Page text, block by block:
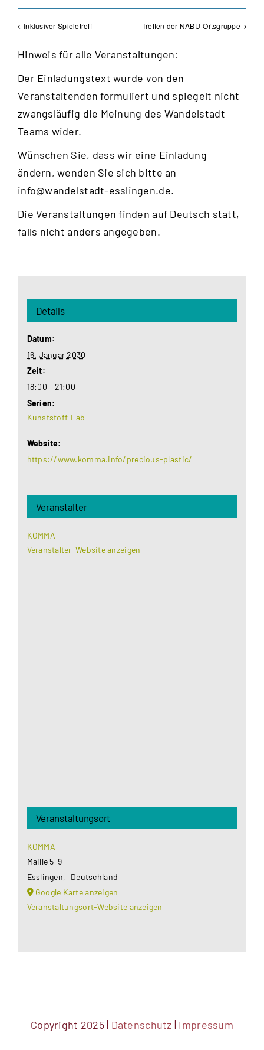
Inklusiver Spieletreff Treffen der NABU-Ortsgruppe
Hinweis für alle Veranstaltungen:
Der Einladungstext wurde von den
Veranstaltenden formuliert und spiegelt nicht
zwangsläufig die Meinung des Wandelstadt
Teams wider.
Wünschen Sie, dass wir eine Einladung
ändern, wenden Sie sich bitte an
info@wandelstadt-esslingen.de.
Die Veranstaltungen finden auf Deutsch statt,
falls nicht anders angegeben.
Details
Datum:
16. Januar 2030
Zeit:
18:00 - 21:00
Serien:
Kunststoff-Lab
Website:
https://www.komma.info/precious-plastic/
Veranstalter
KOMMA
Veranstalter-Website anzeigen
Veranstaltungsort
KOMMA
Maille 5-9
Esslingen,
Deutschland
Google Karte anzeigen
Veranstaltungsort-Website anzeigen
Copyright 2025 | Datenschutz | Impressum